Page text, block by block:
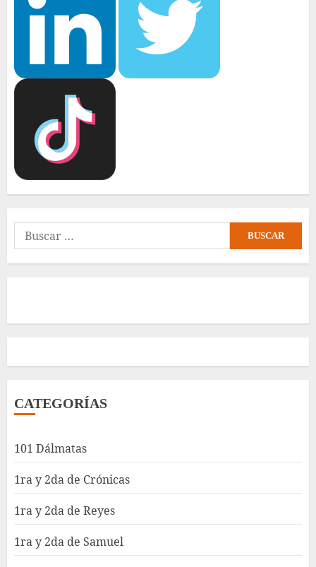
Buscar:
CATEGORÍAS
101 Dálmatas
1ra y 2da de Crónicas
1ra y 2da de Reyes
1ra y 2da de Samuel